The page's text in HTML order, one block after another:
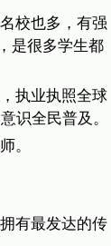
校也多，有强
是很多学生都
执业执照全球
识全民普及。
。
有最发达的传